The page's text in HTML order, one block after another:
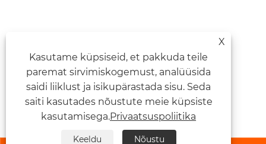
X
Kasutame küpsiseid, et pakkuda teile
paremat sirvimiskogemust, analüüsida
saidi liiklust ja isikupärastada sisu. Seda
saiti kasutades nõustute meie küpsiste
kasutamisega.Privaatsuspoliitika
Keeldu Nõustu